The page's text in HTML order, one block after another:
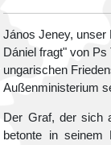
János Jeney, unser
Dániel fragt" von
ungarischen
Außenministerium
Der Graf, der sich
betonte in seinem